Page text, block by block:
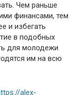
Чем раньше
финансами, тем
и избегать
в подобных
для молодежи
им на всю
alex-